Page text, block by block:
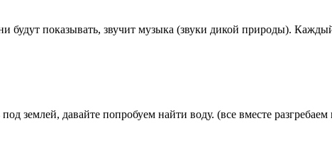
показывать, звучит музыка (звуки дикой природы).
землей, давайте попробуем найти воду. (все вместе разгребаем